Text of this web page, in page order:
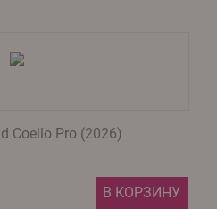
Coello Pro (2026)
В КОРЗИНУ